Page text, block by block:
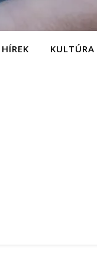
HÍREK KULTÚRA